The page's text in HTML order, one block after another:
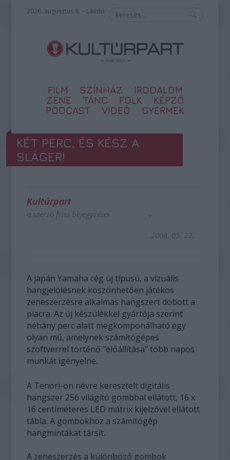
2026. augusztus 8. – László
FILM SZÍNHÁZ
IRODALOM
ZENE
TÁNC FOLK
KÉPZŐ
PODCAST
VIDEÓ GYERMEK
KÉT PERC, ÉS KÉSZ A
SLÁGER!
Kultúrpart
a szerző friss bejegyzései
2008. 05. 22.
A japán Yamaha cég új típusú, a vizuális
hangjelölésnek köszönhetően játékos
zeneszerzésre alkalmas hangszert dobott a
piacra. Az új készülékkel gyártója szerint
néhány perc alatt megkomponálható egy
olyan mű, amelynek számítógépes
szoftverrel történő "előállítása" több napos
munkát igényelne.
A Tenori-on névre keresztelt digitális
hangszer 256 világító gombbal ellátott, 16 x
16 centiméteres LED mátrix kijelzővel ellátott
tábla. A gombokhoz a számítógép
hangmintákat társít.
A zeneszerzés a különböző gombok